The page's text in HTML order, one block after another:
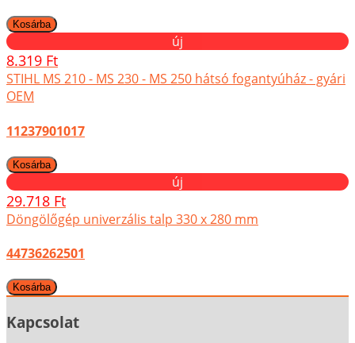
új
8.319 Ft
STIHL MS 210 - MS 230 - MS 250 hátsó fogantyúház - gyári
OEM
11237901017
új
29.718 Ft
Döngölőgép univerzális talp 330 x 280 mm
44736262501
Kapcsolat